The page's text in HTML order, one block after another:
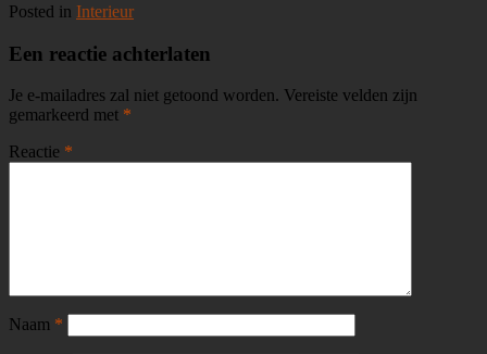
Posted in Interieur
Een reactie achterlaten
Je e-mailadres zal niet getoond worden. Vereiste velden zijn
gemarkeerd met *
Reactie *
Naam *